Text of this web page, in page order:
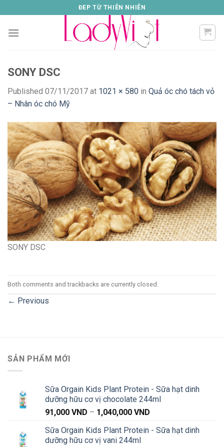
to
content
ĐEP TỪ THIÊN NHIÊN
SONY DSC
Published 07/11/2017 at 1021 × 580 in Quả óc chó tách vỏ
– Nhân óc chó Mỹ
SONY DSC
Both comments and trackbacks are currently closed.
← Previous
SẢN PHẨM MỚI
Sữa Orgain Kids Plant Protein - Sữa hạt dinh
dưỡng hữu cơ vị chocolate 244ml
91,000 VND – 1,040,000 VND
từ
Sữa Orgain Kids Plant Protein - Sữa hạt dinh
dưỡng hữu cơ vị vani 244ml